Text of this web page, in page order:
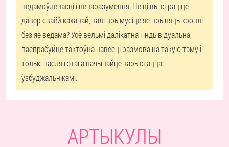
недамоўленасці і непаразумення. Не ці вы страціце
давер сваёй каханай, калі прымусіце яе прыняць кроплі
без яе ведама? Усё вельмі далікатна і індывідуальна,
паспрабуйце тактоўна навесці размова на такую тэму і
толькі пасля гэтага пачынайце карыстацца
ўзбуджальнікамі.
АРТЫКУЛЫ